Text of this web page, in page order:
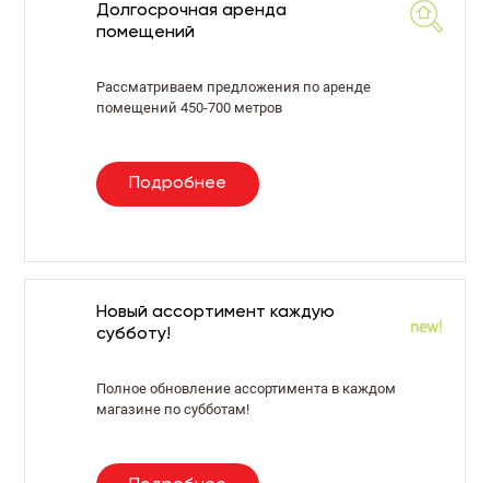
Долгосрочная аренда
помещений
Рассматриваем предложения по аренде
помещений 450-700 метров
Подробнее
Новый ассортимент каждую
субботу!
Полное обновление ассортимента в каждом
магазине по субботам!